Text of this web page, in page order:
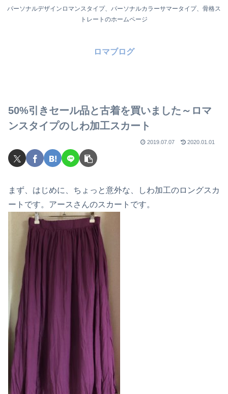
パーソナルデザインロマンスタイプ、パーソナルカラーサマータイプ、骨格ス
トレートのホームページ
ロマブログ
50%引きセール品と古着を買いました～ロマ
ンスタイプのしわ加工スカート
2019.07.07 2020.01.01
まず、はじめに、ちょっと意外な、しわ加工のロングスカ
ートです。アースさんのスカートです。